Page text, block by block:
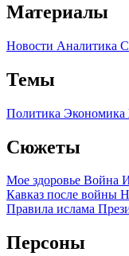
Материалы
Новости Аналитика
Темы
Политика Экономика
Сюжеты
Мое здоровье Война
Кавказ после войны
Правила ислама
Персоны